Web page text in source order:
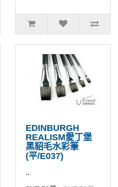
EDINBURGH
REALISM愛丁堡
黑貂毛水彩筆
(平/E037)
..